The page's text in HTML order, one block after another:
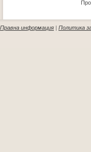
Правна информация | Политика